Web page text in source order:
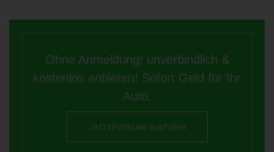
Ohne Anmeldung! unverbindlich &
kostenlos anbieten! Sofort Geld für Ihr
Auto.
Jetzt Formular ausfüllen